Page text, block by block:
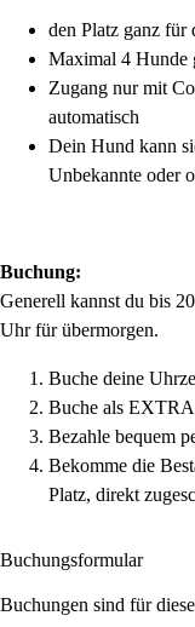
den Platz ganz für
Maximal 4 Hunde
Zugang nur mit
automatisch
Dein Hund kann
Unbekannte oder
Buchung:
Generell kannst du bis
Uhr für übermorgen.
Buche deine
Buche als EXTRA
Bezahle bequem
Bekomme die
Platz, direkt
Buchungsformular
Buchungen sind für